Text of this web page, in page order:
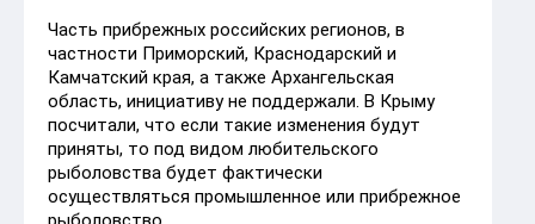
Часть прибрежных российских регионов, в
частности Приморский, Краснодарский и
Камчатский края, а также Архангельская
область, инициативу не поддержали. В Крыму
посчитали, что если такие изменения будут
приняты, то под видом любительского
рыболовства будет фактически
осуществляться промышленное или прибрежное